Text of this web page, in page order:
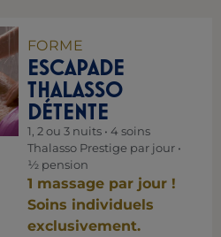
FORME
ESCAPADE
THALASSO
DÉTENTE
1, 2 ou 3 nuits • 4 soins
Thalasso Prestige par jour •
½ pension
1 massage par jour !
Soins individuels
exclusivement.